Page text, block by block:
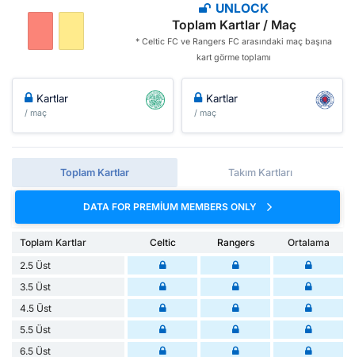
UNLOCK
Toplam Kartlar / Maç
* Celtic FC ve Rangers FC arasındaki maç başına
kart görme toplamı
Kartlar
/ maç
Kartlar
/ maç
Toplam Kartlar Takım Kartları
DATA FOR PREMIUM MEMBERS ONLY
Toplam Kartlar Celtic Rangers
Ortalama
2.5 Üst
3.5 Üst
4.5 Üst
5.5 Üst
6.5 Üst